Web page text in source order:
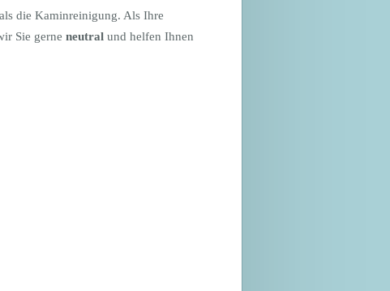
die Kaminreinigung. Als Ihre
Sie gerne neutral und helfen Ihnen